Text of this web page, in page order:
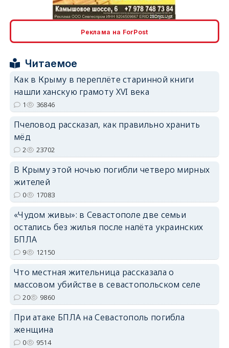
erid: 2SDnjcLUypt
erid: 2SDnjcrDNw6
erid: 2SDnjdvhGXG
Реклама на ForPost
Читаемое
Как в Крыму в переплёте старинной книги
нашли ханскую грамоту XVI века
1 36846
Пчеловод рассказал, как правильно хранить
мёд
2 23702
В Крыму этой ночью погибли четверо мирных
жителей
0 17083
«Чудом живы»: в Севастополе две семьи
остались без жилья после налёта украинских
БПЛА
9 12150
Что местная жительница рассказала о
массовом убийстве в севастопольском селе
20 9860
При атаке БПЛА на Севастополь погибла
женщина
0 9514